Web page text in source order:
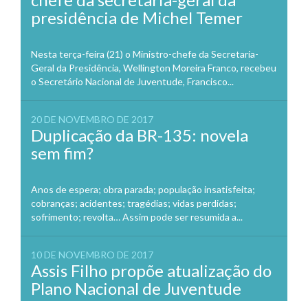
presidência de Michel Temer
Nesta terça-feira (21) o Ministro-chefe da Secretaria-
Geral da Presidência, Wellington Moreira Franco, recebeu
o Secretário Nacional de Juventude, Francisco...
20 DE NOVEMBRO DE 2017
Duplicação da BR-135: novela
sem fim?
Anos de espera; obra parada; população insatisfeita;
cobranças; acidentes; tragédias; vidas perdidas;
sofrimento; revolta… Assim pode ser resumida a...
10 DE NOVEMBRO DE 2017
Assis Filho propõe atualização do
Plano Nacional de Juventude